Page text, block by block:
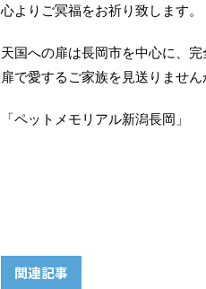
心よりご冥福をお祈り致します。
天国への扉は長岡市を中心に、
扉で愛するご家族を見送りません
「ペットメモリアル新潟長岡」
関連記事